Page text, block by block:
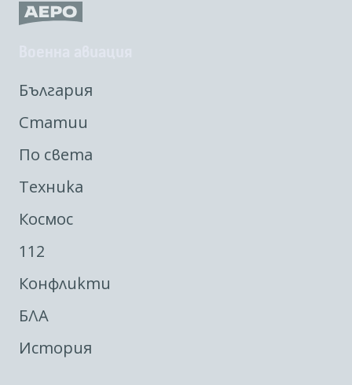
България
Статии
По света
Техника
Космос
112
Конфликти
БЛА
История